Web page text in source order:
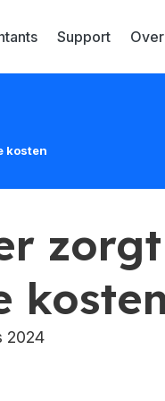
Support
kosten
kosten
2024